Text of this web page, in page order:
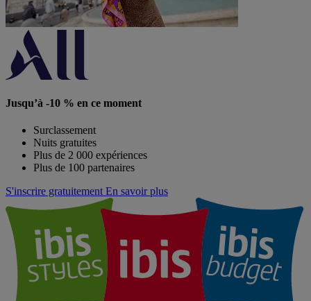
Jusqu’à -10 % en ce moment
Surclassement
Nuits gratuites
Plus de 2 000 expériences
Plus de 100 partenaires
S'inscrire gratuitement En savoir plus